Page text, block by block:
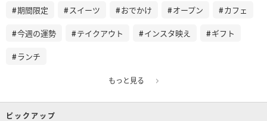
期間限定 スイーツ おでかけ オープン カフェ
今週の運勢 テイクアウト インスタ映え ギフト
ランチ
もっと見る
ピックアップ